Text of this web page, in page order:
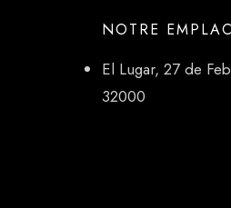
NOTRE
El Lugar, 27 de
32000